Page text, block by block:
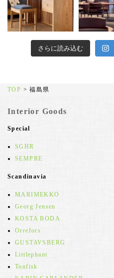
さらに読み込む
TOP >福島県
Interior Goods
Special
SGHR
SEMPRE
Scandinavia
MARIMEKKO
Georg Jensen
KOSTA BODA
Orrefors
GUSTAVSBERG
Littlephant
Tonfisk